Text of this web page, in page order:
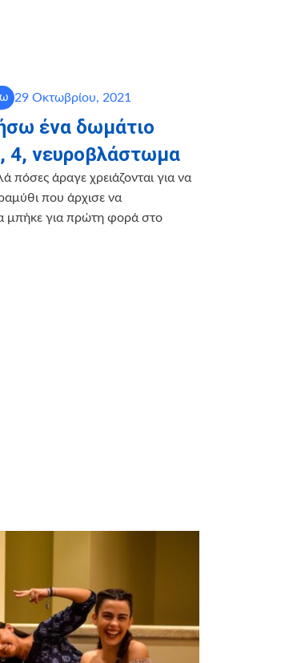
29 Οκτωβρίου, 2021
ένα δωμάτιο
4, νευροβλάστωμα
πόσες άραγε χρειάζονται για να
που άρχισε να
μπήκε για πρώτη φορά στο